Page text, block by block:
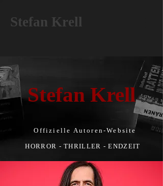
Stefan Krell
Stefan Krell
Offizielle Autoren-Website
HORROR - THRILLER - ENDZEIT